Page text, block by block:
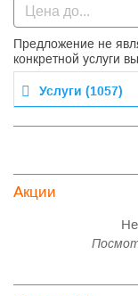
Предложение не
конкретной услуги
Услуги (1057)
Акции